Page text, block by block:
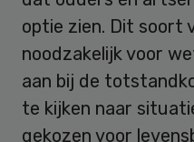
optie zien. Dit soort
noodzakelijk voor
aan bij de
te kijken naar
gekozen voor